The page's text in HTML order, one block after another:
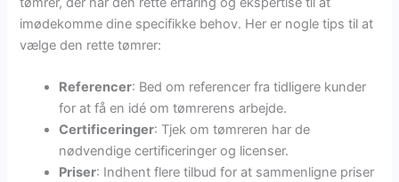
imødekomme dine specifikke behov. Her er nogle tips til at
vælge den rette tømrer:
Referencer: Bed om referencer fra tidligere kunder
for at få en idé om tømrerens arbejde.
Certificeringer: Tjek om tømreren har de
nødvendige certificeringer og licenser.
Priser: Indhent flere tilbud for at sammenligne priser